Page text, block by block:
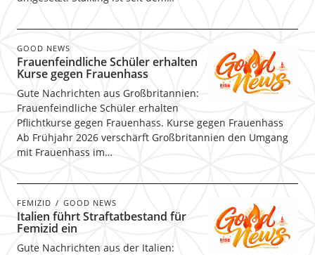
GOOD NEWS
Frauenfeindliche Schüler erhalten
Kurse gegen Frauenhass
Gute Nachrichten aus Großbritannien:
Frauenfeindliche Schüler erhalten
Pflichtkurse gegen Frauenhass. Kurse gegen Frauenhass
Ab Frühjahr 2026 verschärft Großbritannien den Umgang
mit Frauenhass im…
FEMIZID GOOD NEWS
Italien führt Straftatbestand für
Femizid ein
Gute Nachrichten aus der Italien: